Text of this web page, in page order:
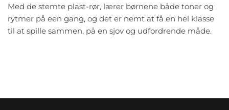
Med de stemte plast-rør, lærer børnene både toner og
rytmer på een gang, og det er nemt at få en hel klasse
til at spille sammen, på en sjov og udfordrende måde.